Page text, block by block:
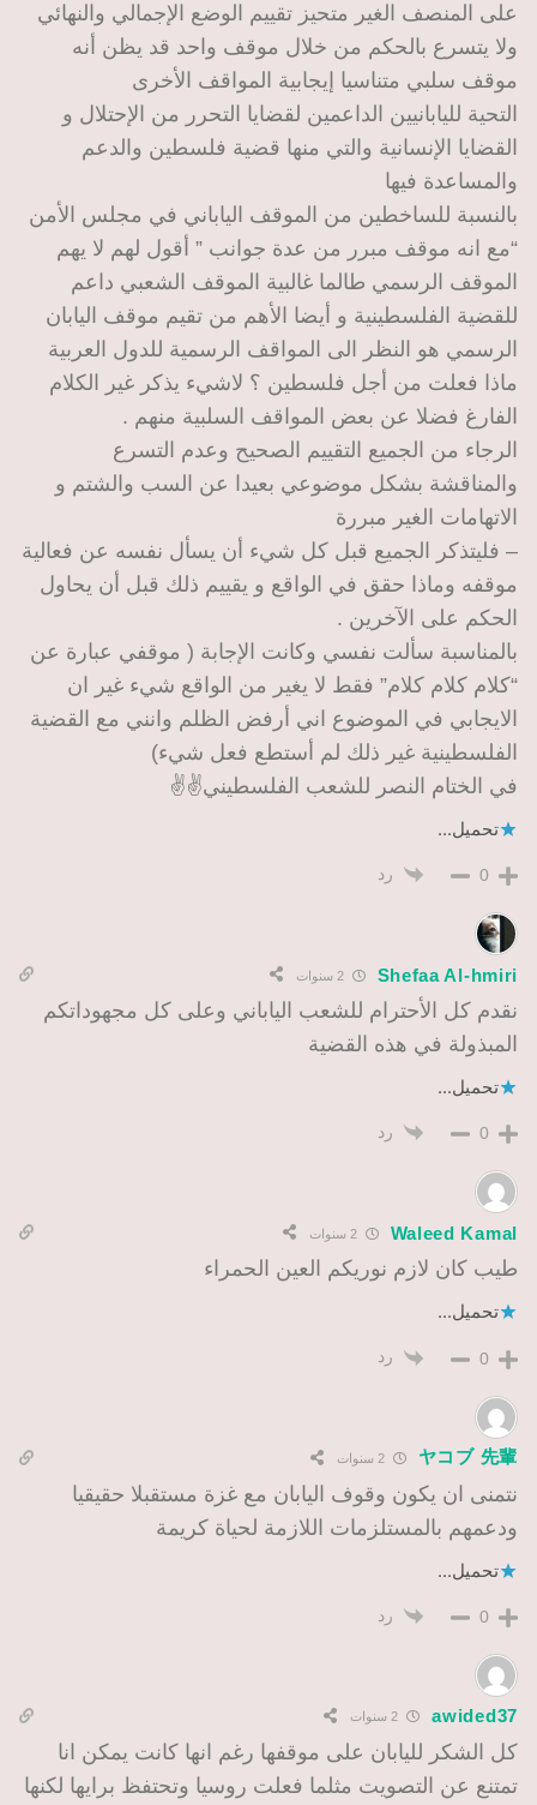
على المنصف الغير متحيز تقييم الوضع الإجمالي والنهائي
ولا يتسرع بالحكم من خلال موقف واحد قد يظن أنه
موقف سلبي متناسيا إيجابية المواقف الأخرى
التحية لليابانيين الداعمين لقضايا التحرر من الإحتلال و
القضايا الإنسانية والتي منها قضية فلسطين والدعم
والمساعدة فيها
بالنسبة للساخطين من الموقف الياباني في مجلس الأمن
“مع انه موقف مبرر من عدة جوانب ” أقول لهم لا يهم
الموقف الرسمي طالما غالبية الموقف الشعبي داعم
للقضية الفلسطينية و أيضا الأهم من تقيم موقف اليابان
الرسمي هو النظر الى المواقف الرسمية للدول العربية
ماذا فعلت من أجل فلسطين ؟ لاشيء يذكر غير الكلام
الفارغ فضلا عن بعض المواقف السلبية منهم .
الرجاء من الجميع التقييم الصحيح وعدم التسرع
والمناقشة بشكل موضوعي بعيدا عن السب والشتم و
الاتهامات الغير مبررة
– فليتذكر الجميع قبل كل شيء أن يسأل نفسه عن فعالية
موقفه وماذا حقق في الواقع و يقييم ذلك قبل أن يحاول
الحكم على الآخرين .
بالمناسبة سألت نفسي وكانت الإجابة ( موقفي عبارة عن
“كلام كلام كلام” فقط لا يغير من الواقع شيء غير ان
الايجابي في الموضوع اني أرفض الظلم وانني مع القضية
الفلسطينية غير ذلك لم أستطع فعل شيء)
في الختام النصر للشعب الفلسطيني✌✌
تحميل...
0 رد
Shefaa Al-hmiri 2 سنوات
نقدم كل الأحترام للشعب الياباني وعلى كل مجهوداتكم
المبذولة في هذه القضية
تحميل...
0 رد
‪Waleed Kamal‬‏ 2 سنوات
طيب كان لازم نوريكم العين الحمراء
تحميل...
0 رد
ヤコブ 先輩 2 سنوات
نتمنى ان يكون وقوف اليابان مع غزة مستقبلا حقيقيا
ودعمهم بالمستلزمات اللازمة لحياة كريمة
تحميل...
0 رد
awided37
كل الشكر لليابان على موقفها رغم انها كانت يمكن انا
تمتنع عن التصويت مثلما فعلت روسيا وتحتفظ برايها لكنها